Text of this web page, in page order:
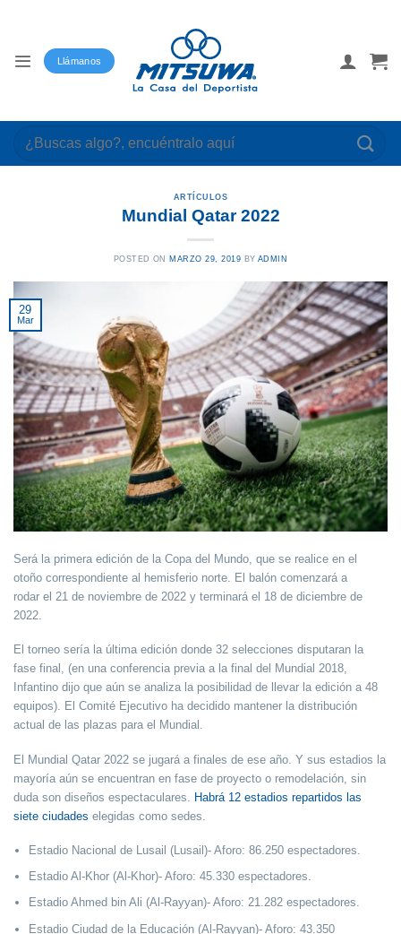
Llámanos
Buscar
por:
ARTÍCULOS
Mundial Qatar 2022
POSTED ONMARZO 29, 2019 BY ADMIN
29
Mar
Será la primera edición de la Copa del Mundo, que se realice en el
otoño correspondiente al hemisferio norte. El balón comenzará a
rodar el 21 de noviembre de 2022 y terminará el 18 de diciembre de
2022.
El torneo sería la última edición donde 32 selecciones disputaran la
fase final, (en una conferencia previa a la final del Mundial 2018,
Infantino dijo que aún se analiza la posibilidad de llevar la edición a 48
equipos). El Comité Ejecutivo ha decidido mantener la distribución
actual de las plazas para el Mundial.
El Mundial Qatar 2022 se jugará a finales de ese año. Y sus estadios la
mayoría aún se encuentran en fase de proyecto o remodelación, sin
duda son diseños espectaculares.
Habrá 12 estadios repartidos las
siete ciudades elegidas como sedes.
Estadio Nacional de Lusail (Lusail)- Aforo: 86.250 espectadores.
Estadio Al-Khor (Al-Khor)- Aforo: 45.330 espectadores.
Estadio Ahmed bin Ali (Al-Rayyan)- Aforo: 21.282 espectadores.
Estadio Ciudad de la Educación (Al-Rayyan)- Aforo: 43.350